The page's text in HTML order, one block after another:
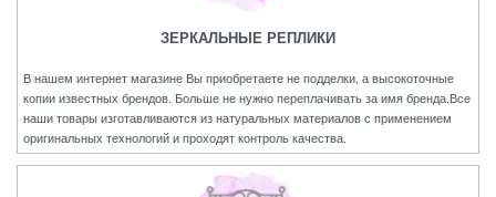
ЗЕРКАЛЬНЫЕ РЕПЛИКИ
В нашем интернет магазине Вы приобретаете не подделки, а высокоточные
копии известных брендов. Больше не нужно переплачивать за имя бренда.Все
наши товары изготавливаются из натуральных материалов с применением
оригинальных технологий и проходят контроль качества.